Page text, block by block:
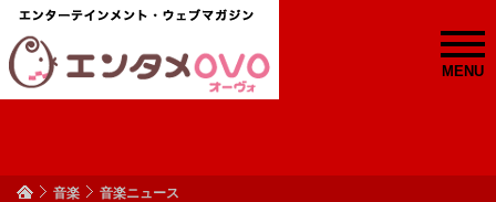
MENU
音楽 音楽ニュース